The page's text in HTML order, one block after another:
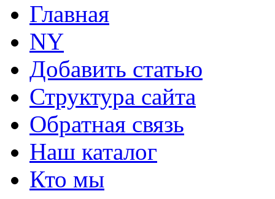
Главная
NY
Добавить статью
Структура сайта
Обратная связь
Наш каталог
Кто мы